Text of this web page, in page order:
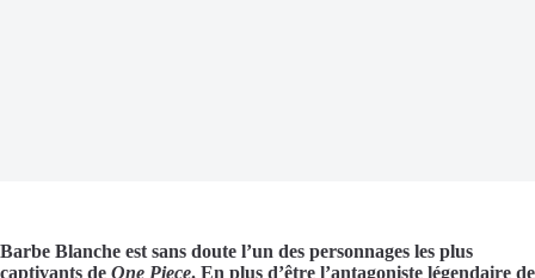
Barbe Blanche est sans doute l’un des personnages les plus
captivants de One Piece. En plus d’être l’antagoniste légendaire de